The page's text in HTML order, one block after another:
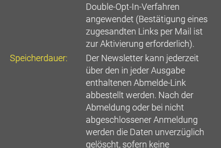
Double-Opt-In-Verfahren
angewendet (Bestätigung eines
zugesandten Links per Mail ist
zur Aktivierung erforderlich).
Speicherdauer:
Der Newsletter kann jederzeit
über den in jeder Ausgabe
enthaltenen Abmelde-Link
abbestellt werden. Nach der
Abmeldung oder bei nicht
abgeschlossener Anmeldung
werden die Daten unverzüglich
gelöscht, sofern keine